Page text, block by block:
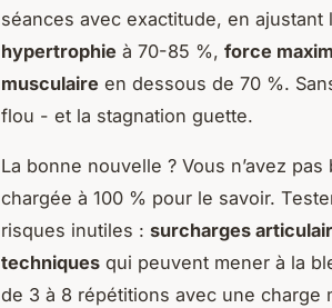
séances avec exactitude, en
hypertrophie à 70-85 %, force
musculaire en dessous de 70 %.
flou - et la stagnation guette.
La bonne nouvelle ? Vous n’avez
chargée à 100 % pour le savoir.
risques inutiles : surcharges
techniques qui peuvent mener à la
de 3 à 8 répétitions avec une charge